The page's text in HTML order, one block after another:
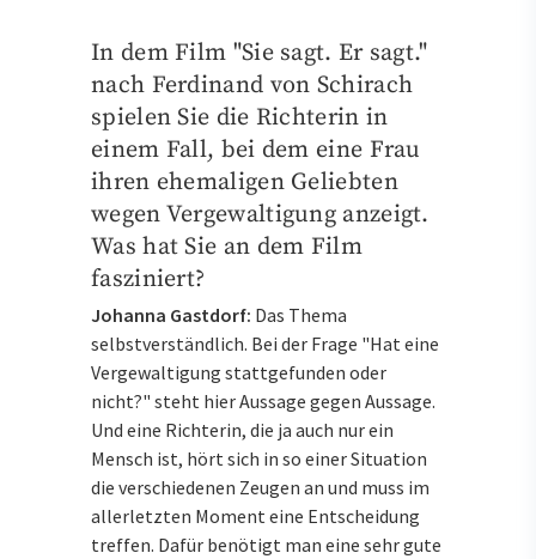
In dem Film "Sie sagt. Er sagt."
nach Ferdinand von Schirach
spielen Sie die Richterin in
einem Fall, bei dem eine Frau
ihren ehemaligen Geliebten
wegen Vergewaltigung anzeigt.
Was hat Sie an dem Film
fasziniert?
Johanna Gastdorf: Das Thema
selbstverständlich. Bei der Frage "Hat eine
Vergewaltigung stattgefunden oder
nicht?" steht hier Aussage gegen Aussage.
Und eine Richterin, die ja auch nur ein
Mensch ist, hört sich in so einer Situation
die verschiedenen Zeugen an und muss im
allerletzten Moment eine Entscheidung
treffen. Dafür benötigt man eine sehr gute